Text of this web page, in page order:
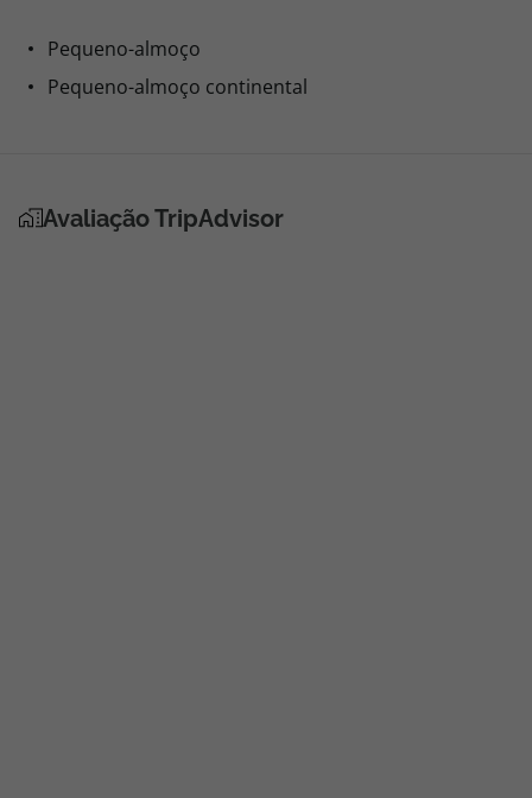
Pequeno-almoço
Pequeno-almoço continental
Avaliação TripAdvisor